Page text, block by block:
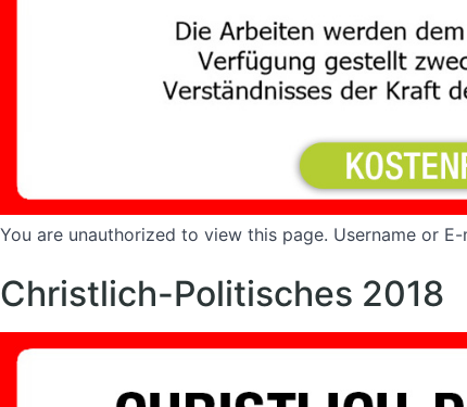
You are unauthorized to view this page. Username or
Christlich-Politisches 2018